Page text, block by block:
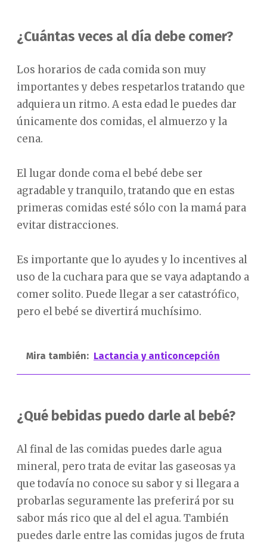
¿Cuántas veces al día debe comer?
Los horarios de cada comida son muy
importantes y debes respetarlos tratando que
adquiera un ritmo. A esta edad le puedes dar
únicamente dos comidas, el almuerzo y la
cena.
El lugar donde coma el bebé debe ser
agradable y tranquilo, tratando que en estas
primeras comidas esté sólo con la mamá para
evitar distracciones.
Es importante que lo ayudes y lo incentives al
uso de la cuchara para que se vaya adaptando a
comer solito. Puede llegar a ser catastrófico,
pero el bebé se divertirá muchísimo.
Mira también: Lactancia y anticoncepción
¿Qué bebidas puedo darle al bebé?
Al final de las comidas puedes darle agua
mineral, pero trata de evitar las gaseosas ya
que todavía no conoce su sabor y si llegara a
probarlas seguramente las preferirá por su
sabor más rico que al del el agua. También
puedes darle entre las comidas jugos de fruta